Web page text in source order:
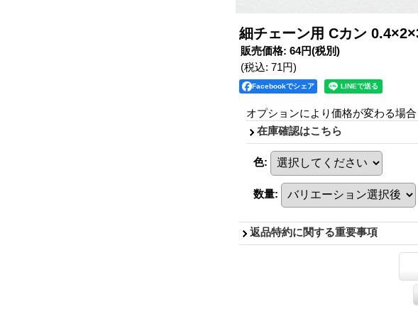
細チェーン用 Cカン
販売価格: 64円(税別)
(税込: 71円)
Facebookでシェア
オプションにより価格が変わる場合
在庫確認はこちら
色:
数量:
返品特約に関する重要事項